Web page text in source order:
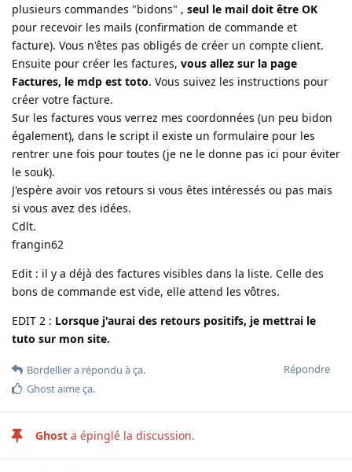
plusieurs commandes "bidons" , seul le mail doit être OK
pour recevoir les mails (confirmation de commande et
facture). Vous n'êtes pas obligés de créer un compte client.
Ensuite pour créer les factures, vous allez sur la page
Factures, le mdp est toto. Vous suivez les instructions pour
créer votre facture.
Sur les factures vous verrez mes coordonnées (un peu bidon
également), dans le script il existe un formulaire pour les
rentrer une fois pour toutes (je ne le donne pas ici pour éviter
le souk).
J'espère avoir vos retours si vous êtes intéressés ou pas mais
si vous avez des idées.
Cdlt.
frangin62
Edit : il y a déjà des factures visibles dans la liste. Celle des
bons de commande est vide, elle attend les vôtres.
EDIT 2 : Lorsque j'aurai des retours positifs, je mettrai le
tuto sur mon site.
Répondre
Bordelliera répondu à ça.
Ghostaime ça.
Ghost a épinglé la discussion.